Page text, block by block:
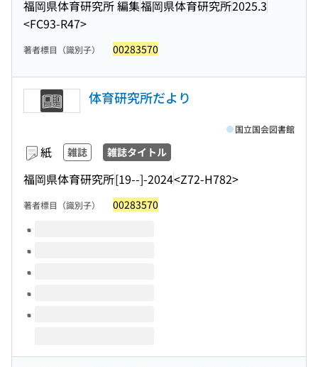
福岡県体育研究所 編集福岡県体育研究所2025.3
<FC93-R47>
著者標目（識別子） 00283570
体育研究所だより
紙 雑誌 雑誌タイトル
福岡県体育研究所[19--]-2024<Z72-H782>
国立国会図書館
著者標目（識別子） 00283570
このタイトルの巻号